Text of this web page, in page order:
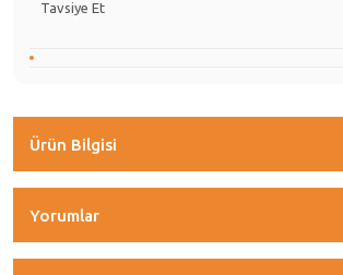
Tavsiye Et
Ürün Bilgisi
Yorumlar